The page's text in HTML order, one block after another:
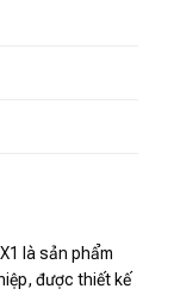
là sản phẩm
được thiết kế